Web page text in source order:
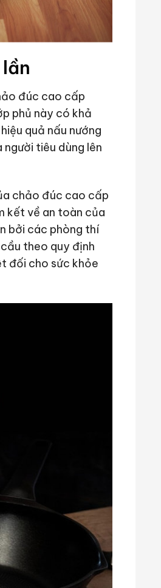
đúc cao cấp
phủ này có khả
quả nấu nướng
tiêu dùng lên
chảo đúc cao cấp
kết về an toàn của
bởi các phòng thí
theo quy định
đối cho sức khỏe